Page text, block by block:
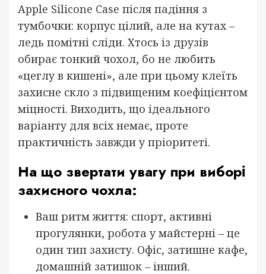
Apple Silicone Case після падіння з
тумбочки: корпус цілий, але на кутах –
ледь помітні сліди. Хтось із друзів
обирає тонкий чохол, бо не любить
«цеглу в кишені», але при цьому клеїть
захисне скло з підвищеним коефіцієнтом
міцності. Виходить, що ідеального
варіанту для всіх немає, проте
практичність завжди у пріоритеті.
На що звертати увагу при виборі
захисного чохла:
Ваш ритм життя: спорт, активні
прогулянки, робота у майстерні – це
один тип захисту. Офіс, затишне кафе,
домашній затишок – інший.